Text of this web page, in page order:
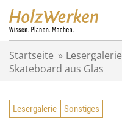
Startseite » Lesergalerie
Skateboard aus Glas
Lesergalerie Sonstiges